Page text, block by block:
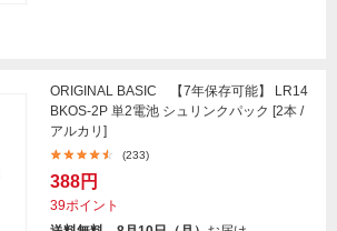
ORIGINAL BASIC 【7年保存可能】 LR14
BKOS-2P 単2電池 シュリンクパック [2本 /
アルカリ]
(233)
388円
39ポイント